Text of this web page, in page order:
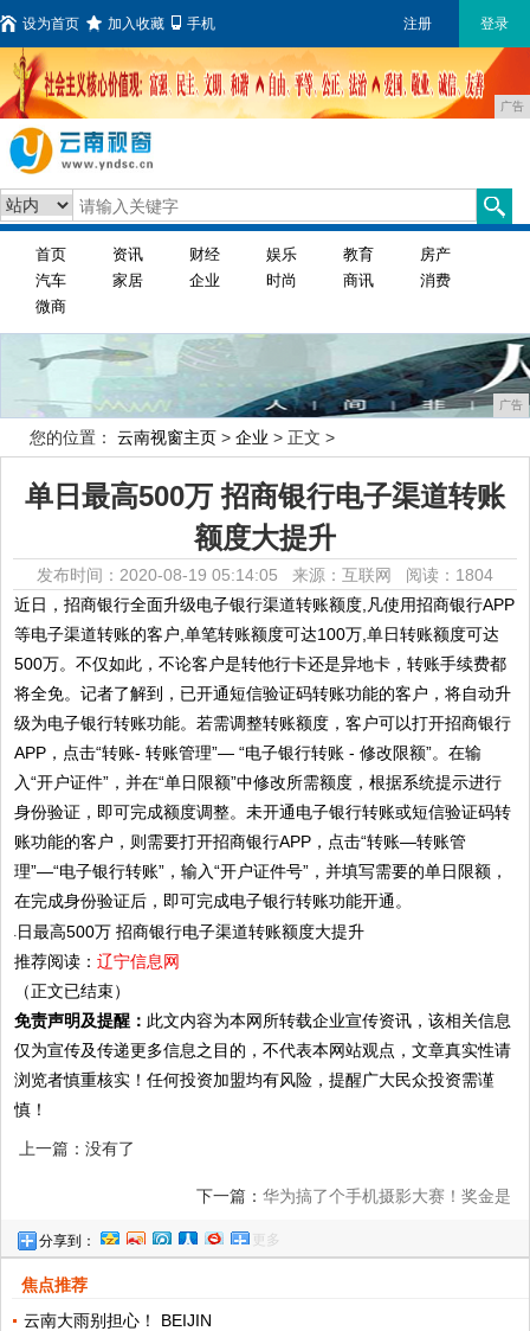
设为首页 加入收藏 手机 注册 登录
广告
首页 资讯 财经 娱乐 教育
房产
汽车
家居 企业 时尚 商讯
消费
微商
广告
您的位置： 云南视窗主页 > 企业 > 正文 >
单日最高500万 招商银行电子渠道转账
额度大提升
发布时间：2020-08-19 05:14:05 来源：互联网 阅读：1804
近日，招商银行全面升级电子银行渠道转账额度,凡使用招商银行APP
等电子渠道转账的客户,单笔转账额度可达100万,单日转账额度可达
500万。不仅如此，不论客户是转他行卡还是异地卡，转账手续费都
将全免。记者了解到，已开通短信验证码转账功能的客户，将自动升
级为电子银行转账功能。若需调整转账额度，客户可以打开招商银行
APP，点击“转账- 转账管理”— “电子银行转账 - 修改限额”。在输
入“开户证件”，并在“单日限额”中修改所需额度，根据系统提示进行
身份验证，即可完成额度调整。未开通电子银行转账或短信验证码转
账功能的客户，则需要打开招商银行APP，点击“转账—转账管
理”—“电子银行转账”，输入“开户证件号”，并填写需要的单日限额，
在完成身份验证后，即可完成电子银行转账功能开通。
推荐阅读：辽宁信息网
（正文已结束）
免责声明及提醒： 此文内容为本网所转载企业宣传资讯，该相关信息
仅为宣传及传递更多信息之目的，不代表本网站观点，文章真实性请
浏览者慎重核实！任何投资加盟均有风险，提醒广大民众投资需谨
慎！
上一篇：没有了
下一篇： 华为搞了个手机摄影大赛！奖金是
分享到： 更多
焦点推荐
云南大雨别担心！ BEIJIN